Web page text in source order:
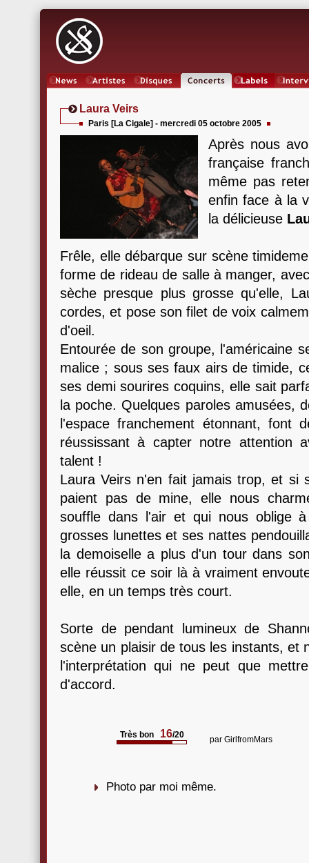
Laura Veirs
Paris [La Cigale] - mercredi 05 octobre 2005
Après nous
française
même pas
enfin face à la
la délicieuse
Frêle, elle débarque sur scène
forme de rideau de salle à manger,
sèche presque plus grosse qu'elle,
cordes, et pose son filet de voix
d'oeil.
Entourée de son groupe, l'américaine
malice ; sous ses faux airs de timide,
ses demi sourires coquins, elle sait
la poche. Quelques paroles amusées,
l'espace franchement étonnant, font
réussissant à capter notre attention
talent !
Laura Veirs n'en fait jamais trop, et si
paient pas de mine, elle nous
souffle dans l'air et qui nous oblige
grosses lunettes et ses nattes
la demoiselle a plus d'un tour dans
elle réussit ce soir là à vraiment
elle, en un temps très court.
Sorte de pendant lumineux de
scène un plaisir de tous les instants, et
l'interprétation qui ne peut que
d'accord.
Très bon 16/20 par GirlfromMars
Photo par moi même.